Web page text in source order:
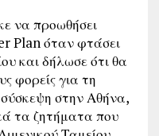
να προωθήσει
Plan όταν φτάσει
και δήλωσε ότι θα
φορείς για τη
στην Αθήνα,
τα ζητήματα που